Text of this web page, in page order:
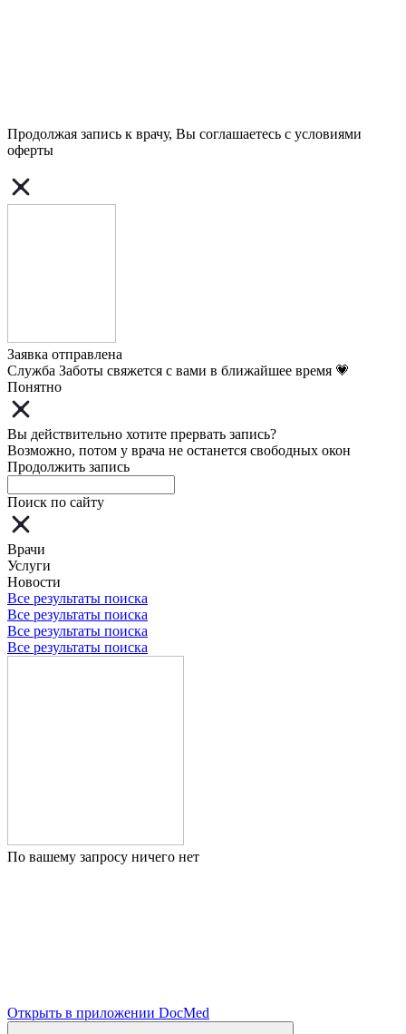
Продолжая запись к врачу, Вы соглашаетесь с условиями
оферты
Заявка отправлена
Служба Заботы свяжется с вами в ближайшее время 💗
Понятно
Вы действительно хотите прервать запись?
Возможно, потом у врача не останется свободных окон
Продолжить запись
Поиск по сайту
Врачи
Услуги
Новости
Все результаты поиска
Все результаты поиска
Все результаты поиска
Все результаты поиска
По вашему запросу ничего нет
Открыть в приложении DocMed